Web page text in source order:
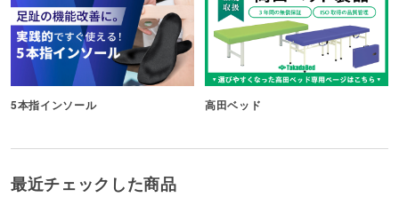
5本指インソール 高田ベッド
最近チェックした商品